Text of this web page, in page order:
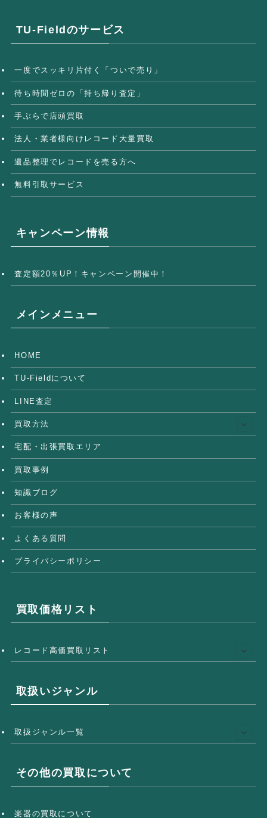
TU-Fieldのサービス
一度でスッキリ片付く「ついで売り」
待ち時間ゼロの「持ち帰り査定」
手ぶらで店頭買取
法人・業者様向けレコード大量買取
遺品整理でレコードを売る方へ
無料引取サービス
キャンペーン情報
査定額20％UP！キャンペーン開催中！
メインメニュー
HOME
TU-Fieldについて
LINE査定
買取方法
宅配・出張買取エリア
買取事例
知識ブログ
お客様の声
よくある質問
プライバシーポリシー
買取価格リスト
レコード高価買取リスト
取扱いジャンル
取扱ジャンル一覧
その他の買取について
楽器の買取について